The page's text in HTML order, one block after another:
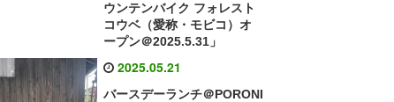
ウンテンバイク フォレスト
コウベ（愛称・モビコ）オ
ープン＠2025.5.31」
2025.05.21
バースデーランチ＠PORONI